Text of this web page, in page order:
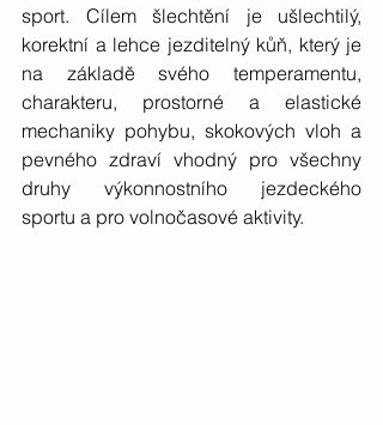
sport. Cílem šlechtění je ušlechtilý,
korektní a lehce jezditelný kůň, který je
na základě svého temperamentu,
charakteru, prostorné a elastické
mechaniky pohybu, skokových vloh a
pevného zdraví vhodný pro všechny
druhy výkonnostního jezdeckého
sportu a pro volnočasové aktivity.